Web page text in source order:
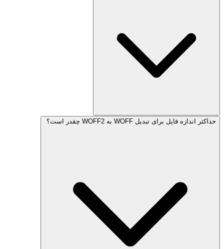
حداکثر اندازه فایل برای تبدیل WOFF به WOFF2 چقدر است؟